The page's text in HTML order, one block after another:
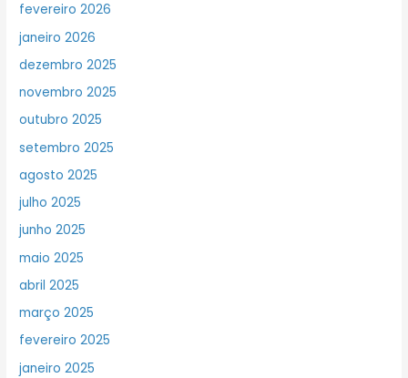
fevereiro 2026
janeiro 2026
dezembro 2025
novembro 2025
outubro 2025
setembro 2025
agosto 2025
julho 2025
junho 2025
maio 2025
abril 2025
março 2025
fevereiro 2025
janeiro 2025